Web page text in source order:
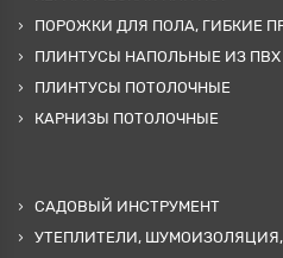
ПОРОЖКИ ДЛЯ ПОЛА, ГИБКИЕ
ПЛИНТУСЫ НАПОЛЬНЫЕ ИЗ ПВХ
ПЛИНТУСЫ ПОТОЛОЧНЫЕ
КАРНИЗЫ ПОТОЛОЧНЫЕ
САДОВЫЙ ИНСТРУМЕНТ
УТЕПЛИТЕЛИ,